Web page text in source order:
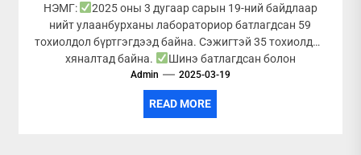
НЭМГ:
2025 оны 3 дугаар сарын 19-ний байдлаар
нийт улаанбурханы лабораториор батлагдсан 59
тохиолдол бүртгэгдээд байна. Сэжигтэй 35 тохиолдол
хяналтад байна.
Шинэ батлагдсан болон
сэжигтэй...
Admin 2025-03-19
READ MORE